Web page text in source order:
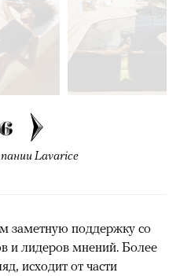
Lavarice
заметную поддержку со
и лидеров мнений. Более
исходит от части